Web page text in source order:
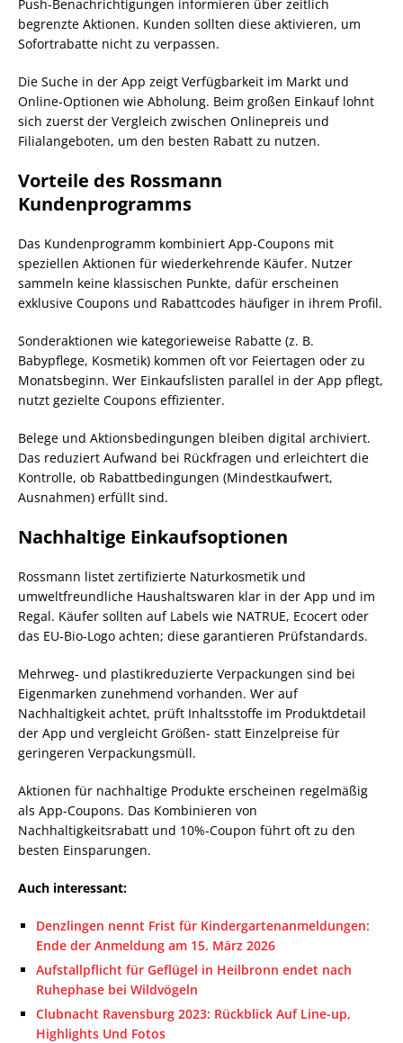
Push-Benachrichtigungen informieren über zeitlich
begrenzte Aktionen. Kunden sollten diese aktivieren, um
Sofortrabatte nicht zu verpassen.
Die Suche in der App zeigt Verfügbarkeit im Markt und
Online-Optionen wie Abholung. Beim großen Einkauf lohnt
sich zuerst der Vergleich zwischen Onlinepreis und
Filialangeboten, um den besten Rabatt zu nutzen.
Vorteile des Rossmann
Kundenprogramms
Das Kundenprogramm kombiniert App-Coupons mit
speziellen Aktionen für wiederkehrende Käufer. Nutzer
sammeln keine klassischen Punkte, dafür erscheinen
exklusive Coupons und Rabattcodes häufiger in ihrem Profil.
Sonderaktionen wie kategorieweise Rabatte (z. B.
Babypflege, Kosmetik) kommen oft vor Feiertagen oder zu
Monatsbeginn. Wer Einkaufslisten parallel in der App pflegt,
nutzt gezielte Coupons effizienter.
Belege und Aktionsbedingungen bleiben digital archiviert.
Das reduziert Aufwand bei Rückfragen und erleichtert die
Kontrolle, ob Rabattbedingungen (Mindestkaufwert,
Ausnahmen) erfüllt sind.
Nachhaltige Einkaufsoptionen
Rossmann listet zertifizierte Naturkosmetik und
umweltfreundliche Haushaltswaren klar in der App und im
Regal. Käufer sollten auf Labels wie NATRUE, Ecocert oder
das EU-Bio-Logo achten; diese garantieren Prüfstandards.
Mehrweg- und plastikreduzierte Verpackungen sind bei
Eigenmarken zunehmend vorhanden. Wer auf
Nachhaltigkeit achtet, prüft Inhaltsstoffe im Produktdetail
der App und vergleicht Größen- statt Einzelpreise für
geringeren Verpackungsmüll.
Aktionen für nachhaltige Produkte erscheinen regelmäßig
als App-Coupons. Das Kombinieren von
Nachhaltigkeitsrabatt und 10%-Coupon führt oft zu den
besten Einsparungen.
Auch interessant:
Denzlingen nennt Frist für Kindergartenanmeldungen:
Ende der Anmeldung am 15. März 2026
Aufstallpflicht für Geflügel in Heilbronn endet nach
Ruhephase bei Wildvögeln
Clubnacht Ravensburg 2023: Rückblick Auf Line-up,
Highlights Und Fotos